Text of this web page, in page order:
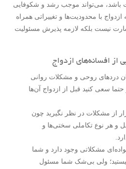
باشد، می‌تواند موجب رشد و شکوفایی
با محدودیت‌ها و تغییراتی همراه
نیست بلکه لازمه پذیرش مسئولیت
از افسانه‌های ازدواج
دردهای روحی و مشکلات روانی
حتما سعی کنید قبل از ازدواج آن‌ها
از مشکلات در نظر نگیرید چون
و هر نوع تکاملی سختی‌ها و
مشکلاتی وجود دارد و شما
ولی بی‌شک شما مسئول